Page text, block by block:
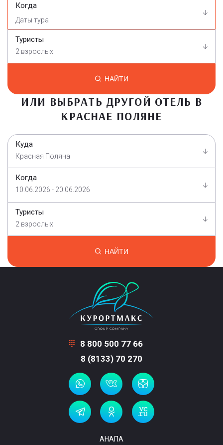
Когда
Туристы
2 взрослых
НАЙТИ
ИЛИ ВЫБРАТЬ ДРУГОЙ ОТЕЛЬ В
КРАСНАЕ ПОЛЯНЕ
Куда
Красная Поляна
Когда
10.06.2026 - 20.06.2026
Туристы
2 взрослых
НАЙТИ
8 800 500 77 66
8 (8133) 70 270
АНАПА